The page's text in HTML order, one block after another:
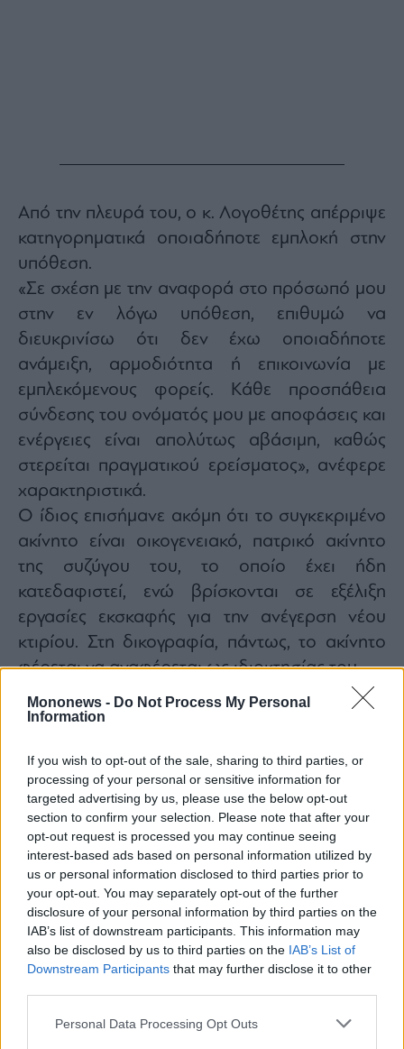
Mononews - Do Not Process My Personal
Information
If you wish to opt-out of the sale, sharing to third parties, or
processing of your personal or sensitive information for
targeted advertising by us, please use the below opt-out
section to confirm your selection. Please note that after your
opt-out request is processed you may continue seeing
interest-based ads based on personal information utilized by
us or personal information disclosed to third parties prior to
your opt-out. You may separately opt-out of the further
disclosure of your personal information by third parties on the
IAB’s list of downstream participants. This information may
also be disclosed by us to third parties on the IAB’s List of
Downstream Participants that may further disclose it to other
Personal Data Processing Opt Outs
Από την πλευρά του, ο κ. Λογοθέτης απέρριψε
κατηγορηματικά οποιαδήποτε εμπλοκή στην
υπόθεση.
«Σε σχέση με την αναφορά στο πρόσωπό μου
στην εν λόγω υπόθεση, επιθυμώ να
διευκρινίσω ότι δεν έχω οποιαδήποτε
ανάμειξη, αρμοδιότητα ή επικοινωνία με
εμπλεκόμενους φορείς. Κάθε προσπάθεια
σύνδεσης του ονόματός μου με αποφάσεις και
ενέργειες είναι απολύτως αβάσιμη, καθώς
στερείται πραγματικού ερείσματος», ανέφερε
χαρακτηριστικά.
Ο ίδιος επισήμανε ακόμη ότι το συγκεκριμένο
ακίνητο είναι οικογενειακό, πατρικό ακίνητο
της συζύγου του, το οποίο έχει ήδη
κατεδαφιστεί, ενώ βρίσκονται σε εξέλιξη
εργασίες εκσκαφής για την ανέγερση νέου
κτιρίου. Στη δικογραφία, πάντως, το ακίνητο
φέρεται να αναφέρεται ως ιδιοκτησίας του.
Διαβάστε επίσης